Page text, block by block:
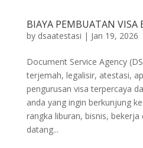
BIAYA PEMBUATAN VISA
by dsaatestasi | Jan 19, 2026
Document Service Agency
terjemah, legalisir, atestasi,
pengurusan visa terpercaya
anda yang ingin berkunjung
rangka liburan, bisnis,
datang...